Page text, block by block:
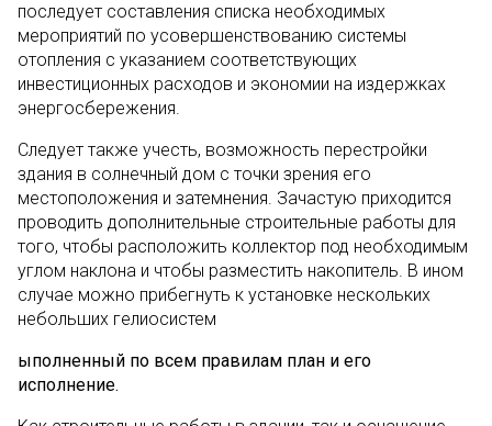
последует составления списка необходимых
мероприятий по усовершенствованию системы
отопления с указанием соответствующих
инвестиционных расходов и экономии на издержках
энергосбережения.
Следует также учесть, возможность перестройки
здания в солнечный дом с точки зрения его
местоположения и затемнения. Зачастую приходится
проводить дополнительные строительные работы для
того, чтобы расположить коллектор под необходимым
углом наклона и чтобы разместить накопитель. В ином
случае можно прибегнуть к установке нескольких
небольших гелиосистем
ыполненный по всем правилам план и его
исполнение.